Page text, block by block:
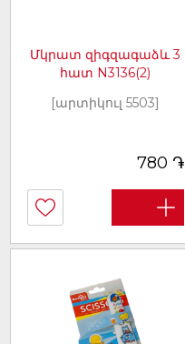
Մկրատ զիգզագաձև 3
հատ N3136(2)
[արտիկուլ 5503]
780 ֏